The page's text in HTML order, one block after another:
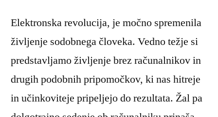
Elektronska revolucija, je močno spremenila
življenje sodobnega človeka. Vedno težje si
predstavljamo življenje brez računalnikov in
drugih podobnih pripomočkov, ki nas hitreje
in učinkoviteje pripeljejo do rezultata. Žal pa